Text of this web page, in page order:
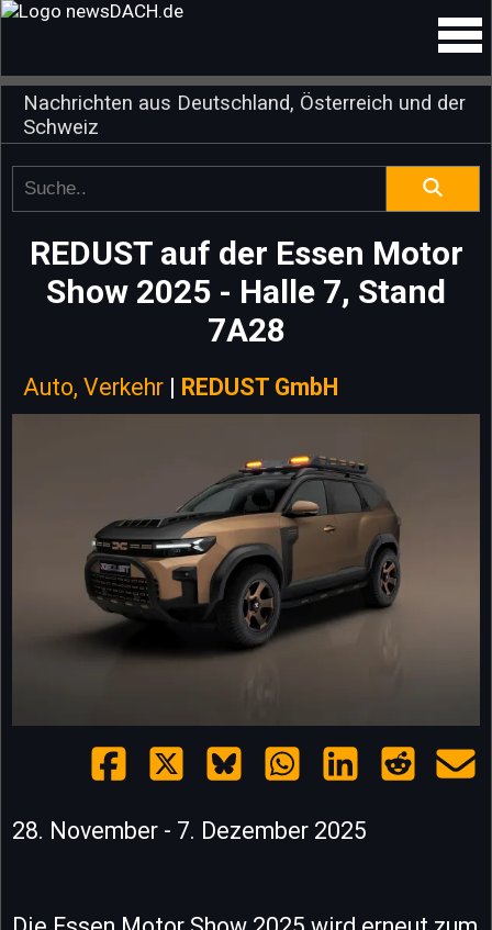
Nachrichten aus Deutschland, Österreich und der
Schweiz
REDUST auf der Essen Motor
Show 2025 - Halle 7, Stand
7A28
Auto, Verkehr | REDUST GmbH
28. November - 7. Dezember 2025